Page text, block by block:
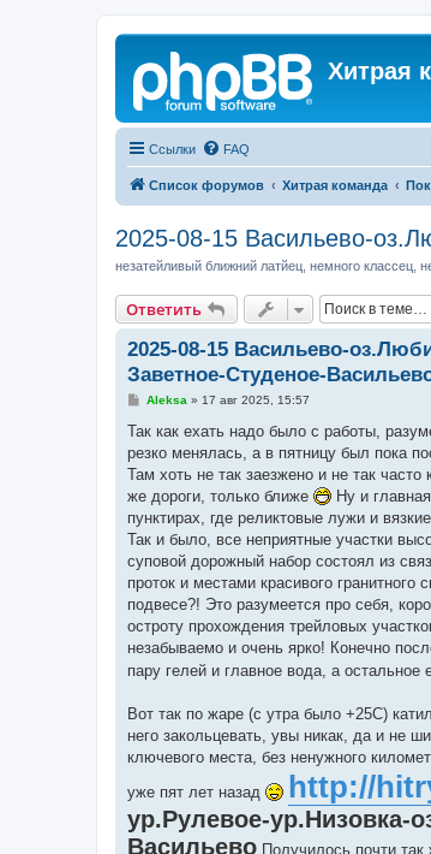
Хитрая
Ссылки FAQ
Список форумов Хитрая команда
2025-08-15 Васильево-
незатейливый ближний латйец, немного классец,
Ответить
2025-08-15 Васильево-
Заветное-Студеное-
С
о
щ
е
и
е
Aleksa » 17 авг 2025, 15:57
Так как ехать надо было с работы,
резко менялась, а в пятницу был пока
Там хоть не так заезжено и не так
же дороги, только ближе
Ну и
пунктирах, где реликтовые лужи и
Так и было, все неприятные участки
суповой дорожный набор состоял из
проток и местами красивого
подвесе?! Это разумеется про себя,
остроту прохождения трейловых
незабываемо и очень ярко! Конечно
пару гелей и главное вода, а остальное
Вот так по жаре (с утра было +25С)
него закольцевать, увы никак, да и не
ключевого места, без ненужного
уже пят лет назад
http://
ур.Рулевое-ур.Низовка-
Васильево Получилось почти